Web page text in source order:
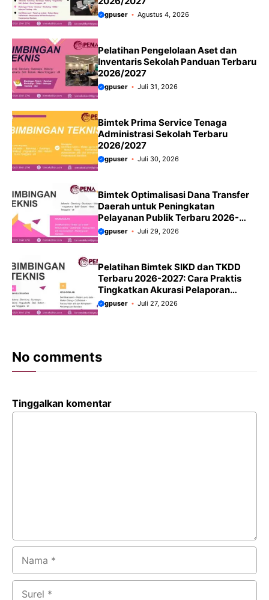
gpuser Agustus 4, 2026
Pelatihan Pengelolaan Aset dan
Inventaris Sekolah Panduan Terbaru
2026/2027
gpuser Juli 31, 2026
Bimtek Prima Service Tenaga
Administrasi Sekolah Terbaru
2026/2027
gpuser Juli 30, 2026
Bimtek Optimalisasi Dana Transfer
Daerah untuk Peningkatan
Pelayanan Publik Terbaru 2026-
2027: Strategi Efektif Mewujudkan
Tata Kelola Keuangan Daerah yang
gpuser Juli 29, 2026
Pelatihan Bimtek SIKD dan TKDD
Terbaru 2026-2027: Cara Praktis
Tingkatkan Akurasi Pelaporan
Keuangan Daerah
gpuser Juli 27, 2026
No comments
Tinggalkan komentar
Komentar
Nama
Surel